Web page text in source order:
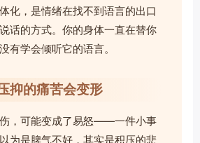
化，是情绪在找不到语言的出口
话的方式。你的身体一直在替你
有学会倾听它的语言。
抑的痛苦会变形
，可能变成了易怒——一件小事
为是脾气不好，其实是积压的悲